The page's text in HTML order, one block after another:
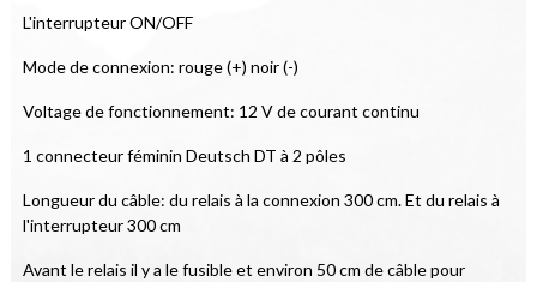
L'interrupteur ON/OFF
Mode de connexion: rouge (+) noir (-)
Voltage de fonctionnement: 12 V de courant continu
1 connecteur féminin Deutsch DT à 2 pôles
Longueur du câble: du relais à la connexion 300 cm. Et du relais à
l'interrupteur 300 cm
Avant le relais il y a le fusible et environ 50 cm de câble pour